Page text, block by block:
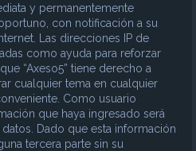
y permanentemente
con notificación a su
Las direcciones IP de
como ayuda para reforzar
“Axeso5” tiene derecho a
cualquier tema en cualquier
Como usuario
que haya ingresado será
Dado que esta información
tercera parte sin su